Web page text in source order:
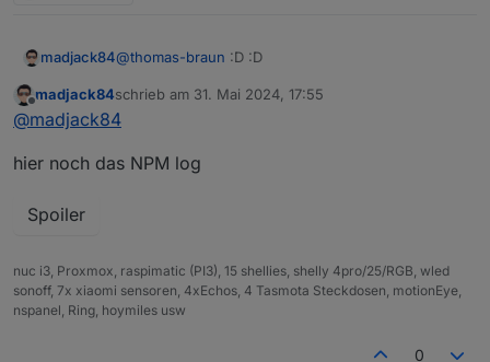
madjack84@thomas-braun :D :D
darum habe ich ja Nodejs aktualisiert :D
npm error A complete log of this run can be
upload [17] mqtt-client.admin /opt/
upload [10] mqtt-client.admin /opt/
das hier bekomme ich wenn ich den MQTT adapter
Offline
madjack84schrieb am 31. Mai 2024, 17:55
zuletzt editiert von
@madjack84
hier noch das NPM log
Spoiler
nuc i3, Proxmox, raspimatic (PI3), 15 shellies, shelly 4pro/25/RGB, wled
sonoff, 7x xiaomi sensoren, 4xEchos, 4 Tasmota Steckdosen, motionEye,
nspanel, Ring, hoymiles usw
0